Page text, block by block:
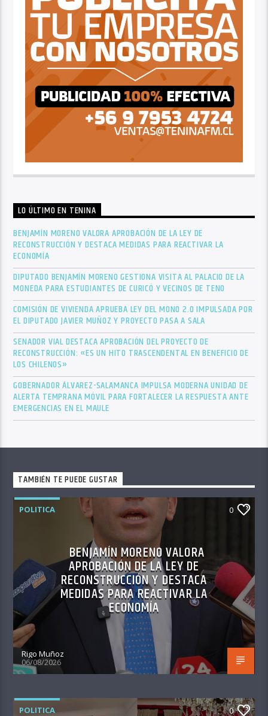
LO ÚLTIMO EN TENINA
BENJAMÍN MORENO VALORA APROBACIÓN DE LA LEY DE
RECONSTRUCCIÓN Y DESTACA MEDIDAS PARA REACTIVAR LA
ECONOMÍA
DIPUTADO BENJAMÍN MORENO GESTIONA VISITA AL PALACIO DE LA
MONEDA PARA ESTUDIANTES DE CURICÓ Y VECINOS DE TENO
COMISIÓN DE VIVIENDA APRUEBA LEY DEL MONO 2.0 IMPULSADA POR
EL DIPUTADO JAVIER MUÑOZ Y PROYECTO PASA A SALA
SENADOR VIAL DESTACA APROBACIÓN DEL PROYECTO DE
RECONSTRUCCIÓN: «ES UN HITO TRASCENDENTAL EN BENEFICIO DE
LOS CHILENOS»
GOBERNADOR ÁLVAREZ-SALAMANCA IMPULSA MODERNA UNIDAD DE
ALERTA TEMPRANA MÓVIL PARA FORTALECER LA RESPUESTA ANTE
EMERGENCIAS EN EL MAULE
TAMBIÉN TE PUEDE GUSTAR
POLITICA 0
BENJAMÍN MORENO VALORA
APROBACIÓN DE LA LEY DE
RECONSTRUCCIÓN Y DESTACA
MEDIDAS PARA REACTIVAR LA
ECONOMÍA
Rigo Muñoz
06/08/2026
POLITICA 0